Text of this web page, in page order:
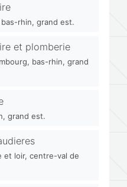
rhin, grand est.
et plomberie
bas-rhin, grand
grand est.
et loir, centre-val de